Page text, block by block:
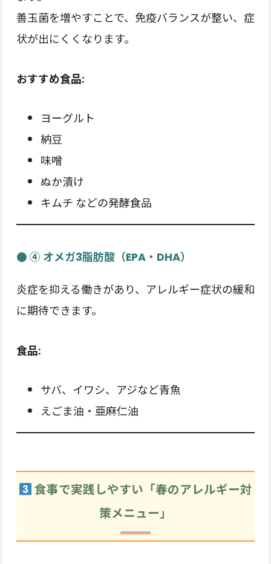
善玉菌を増やすことで、免疫バランスが整い、症
状が出にくくなります。
おすすめ食品:
ヨーグルト
納豆
味噌
ぬか漬け
キムチ などの発酵食品
● ④ オメガ3脂肪酸（EPA・DHA）
炎症を抑える働きがあり、アレルギー症状の緩和
に期待できます。
食品:
サバ、イワシ、アジなど青魚
えごま油・亜麻仁油
食事で実践しやすい「春のアレルギー対
策メニュー」